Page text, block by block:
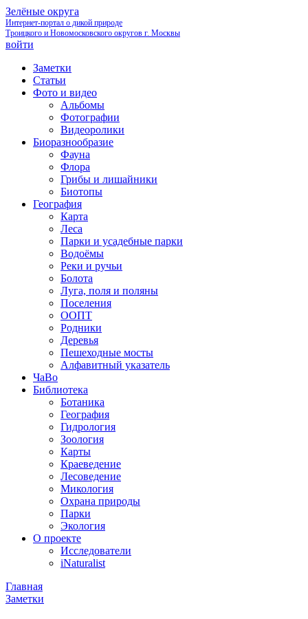
Зелёные округа
Интернет-портал о дикой природе
Троицкого и Новомосковского округов г. Москвы
войти
Заметки
Статьи
Фото и видео
Альбомы
Фотографии
Видеоролики
Биоразнообразие
Фауна
Флора
Грибы и лишайники
Биотопы
География
Карта
Леса
Парки и усадебные парки
Водоёмы
Реки и ручьи
Болота
Луга, поля и поляны
Поселения
ООПТ
Родники
Деревья
Пешеходные мосты
Алфавитный указатель
ЧаВо
Библиотека
Ботаника
География
Гидрология
Зоология
Карты
Краеведение
Лесоведение
Микология
Охрана природы
Парки
Экология
О проекте
Исследователи
iNaturalist
Главная
Заметки